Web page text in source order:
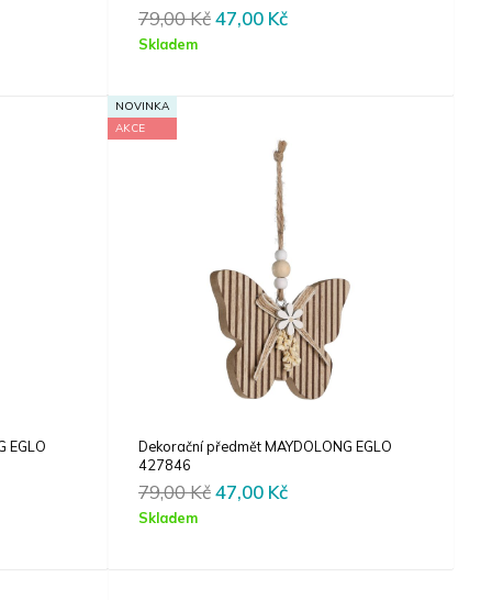
79,00KčOriginal
47,00 KčCurrent
Skladem
EGLO
NOVINKA
AKCE
Dekorační předmět MAYDOLONG EGLO
427846
79,00KčOriginal
47,00 KčCurrent
Skladem